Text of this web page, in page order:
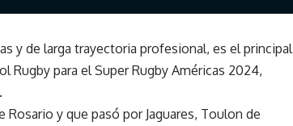
y de larga trayectoria profesional, es el principal
Rugby para el Super Rugby Américas 2024,
y que pasó por Jaguares, Toulon de